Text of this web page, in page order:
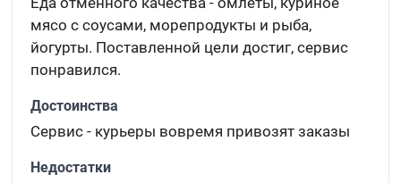
мясо с соусами, морепродукты и рыба,
йогурты. Поставленной цели достиг, сервис
понравился.
Достоинства
Сервис - курьеры вовремя привозят заказы
Недостатки